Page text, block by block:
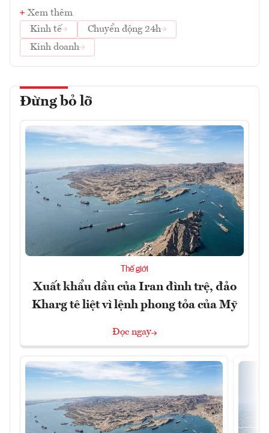
Xem thêm
Kinh tế
Chuyển động 24h
Kinh doanh
Đừng bỏ lỡ
Thế giới
Xuất khẩu dầu của Iran đình trệ, đảo
Kharg tê liệt vì lệnh phong tỏa của Mỹ
Đọc ngay